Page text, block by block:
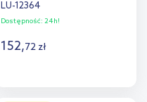
LU-12364
Dostępność: 24h!
152,72 zł